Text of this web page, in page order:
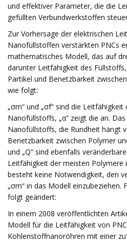
und effektiver Parameter, die die
gefüllten Verbundwerkstoffen
Zur Vorhersage der elektrischen
Nanofüllstoffen verstärkten PNCs
mathematisches Modell, das auf
darunter Leitfähigkeit des
Partikel und Benetzbarkeit
wie folgt:
„σm“ und „σf“ sind die
Nanofüllstoffs, „α“ zeigt die an.
Nanofüllstoffs, die Rundheit hängt
Benetzbarkeit zwischen Polymer
und „Q“ sind ebenfalls
Leitfähigkeit der meisten Polymere
besteht keine Notwendigkeit, den
„σm“ in das Modell einzubeziehen.
folgt geändert:
In einem 2008 veröffentlichten
Modell für die Leitfähigkeit von
Kohlenstoffnanoröhren mit einer